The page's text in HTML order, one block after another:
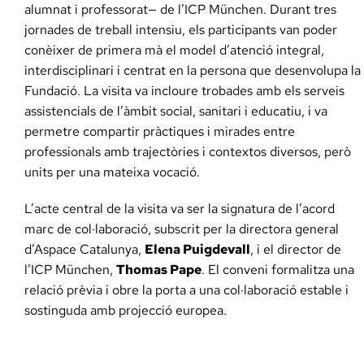
alumnat i professorat— de l’ICP München. Durant tres
jornades de treball intensiu, els participants van poder
conèixer de primera mà el model d’atenció integral,
interdisciplinari i centrat en la persona que desenvolupa la
Fundació. La visita va incloure trobades amb els serveis
assistencials de l’àmbit social, sanitari i educatiu, i va
permetre compartir pràctiques i mirades entre
professionals amb trajectòries i contextos diversos, però
units per una mateixa vocació.
L’acte central de la visita va ser la signatura de l’acord
marc de col·laboració, subscrit per la directora general
d’Aspace Catalunya, Elena Puigdevall, i el director de
l’ICP München, Thomas Pape. El conveni formalitza una
relació prèvia i obre la porta a una col·laboració estable i
sostinguda amb projecció europea.